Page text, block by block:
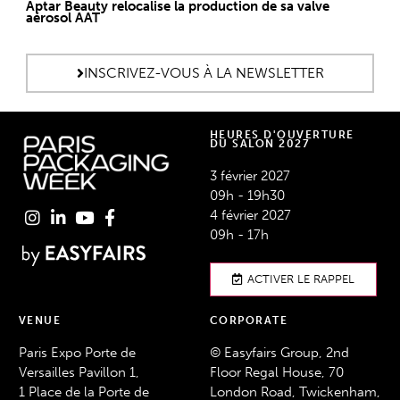
Aptar Beauty relocalise la production de sa valve
aérosol AAT
INSCRIVEZ-VOUS À LA NEWSLETTER
HEURES D'OUVERTURE
DU SALON 2027
3 février 2027
09h - 19h30
4 février 2027
09h - 17h
ACTIVER LE RAPPEL
VENUE
Paris Expo Porte de
Versailles Pavillon 1,
1 Place de la Porte de
CORPORATE
© Easyfairs Group, 2nd
Floor Regal House, 70
London Road, Twickenham,